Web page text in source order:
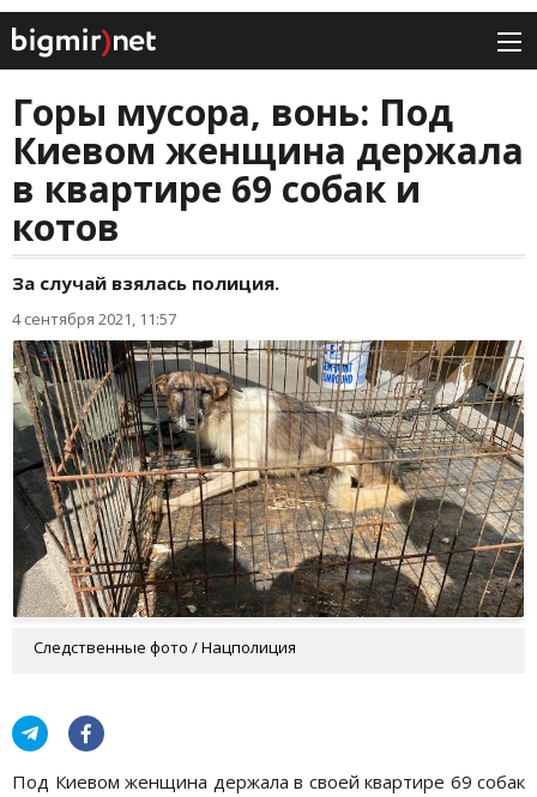
Горы мусора, вонь: Под
Киевом женщина держала
в квартире 69 собак и
котов
За случай взялась полиция.
4 сентября 2021, 11:57
Следственные фото / Нацполиция
Под Киевом женщина держала в своей квартире 69 собак